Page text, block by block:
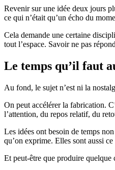
Revenir sur une idée deux jours
ce qui n’était qu’un écho du
Cela demande une certaine
tout l’espace. Savoir ne pas
Le temps qu’il faut
Au fond, le sujet n’est ni la
On peut accélérer la fabrication.
l’attention, du repos relatif, du
Les idées ont besoin de temps
qu’on exprime. Elles sont aussi
Et peut-être que produire quelque